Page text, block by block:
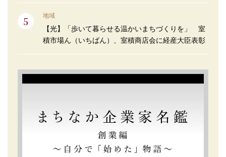
地域
【光】「歩いて暮らせる温かいまちづくりを」 室
積市場ん（いちばん）、室積商店会に経産大臣表彰